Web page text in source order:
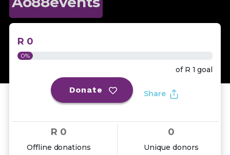
R 0
0%
of R 1 goal
Donate Share
R 0
Offline donations
0
Unique donors